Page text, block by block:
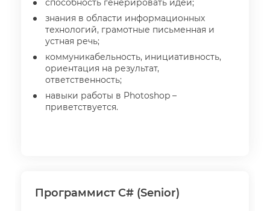
Программист C# (Senior)
способность генерировать идеи;
знания в области информационных
технологий, грамотные письменная и
устная речь;
коммуникабельность, инициативность,
ориентация на результат,
ответственность;
навыки работы в Photoshop –
приветствуется.